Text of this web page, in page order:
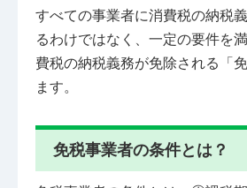
すべての事業者に消費税の納税
るわけではなく、一定の要件を
費税の納税義務が免除される「
ます。
免税事業者の条件とは？